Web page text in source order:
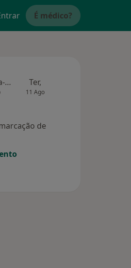
É médico?
Segunda-feira Ter,
11 Ago
de